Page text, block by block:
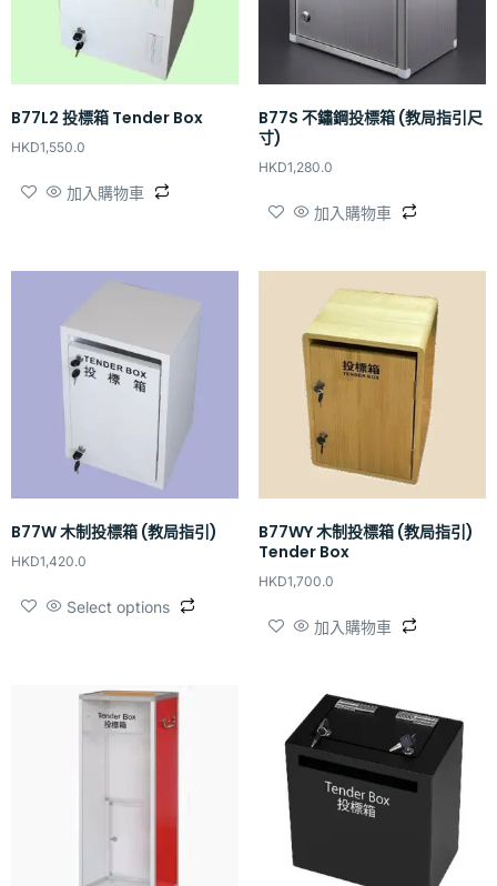
B77L2 投標箱 Tender Box
HKD1,550.0
加入購物車
B77S 不鏽鋼投標箱 (教局指引尺
寸)
HKD1,280.0
加入購物車
B77W 木制投標箱 (教局指引)
HKD1,420.0
Select options
B77WY 木制投標箱 (教局指引)
Tender Box
HKD1,700.0
加入購物車